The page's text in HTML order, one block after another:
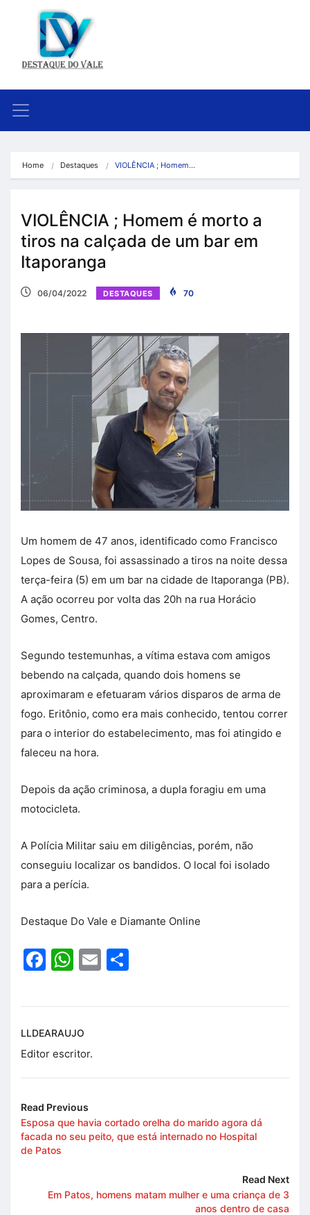
Home Destaques VIOLÊNCIA ; Homem…
VIOLÊNCIA ; Homem é morto a
tiros na calçada de um bar em
Itaporanga
06/04/2022 DESTAQUES 70
Um homem de 47 anos, identificado como Francisco
Lopes de Sousa, foi assassinado a tiros na noite dessa
terça-feira (5) em um bar na cidade de Itaporanga (PB).
A ação ocorreu por volta das 20h na rua Horácio
Gomes, Centro.
Segundo testemunhas, a vítima estava com amigos
bebendo na calçada, quando dois homens se
aproximaram e efetuaram vários disparos de arma de
fogo. Eritônio, como era mais conhecido, tentou correr
para o interior do estabelecimento, mas foi atingido e
faleceu na hora.
Depois da ação criminosa, a dupla foragiu em uma
motocicleta.
A Polícia Militar saiu em diligências, porém, não
conseguiu localizar os bandidos. O local foi isolado
para a perícia.
Destaque Do Vale e Diamante Online
Facebook
WhatsApp
Email
LLDEARAUJO
Editor escritor.
Read Previous
Esposa que havia cortado orelha do marido agora dá
facada no seu peito, que está internado no Hospital
de Patos
Read Next
Em Patos, homens matam mulher e uma criança de 3
anos dentro de casa